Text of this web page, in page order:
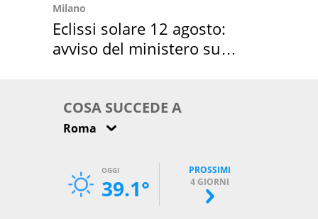
Milano
Eclissi solare 12 agosto:
avviso del ministero su